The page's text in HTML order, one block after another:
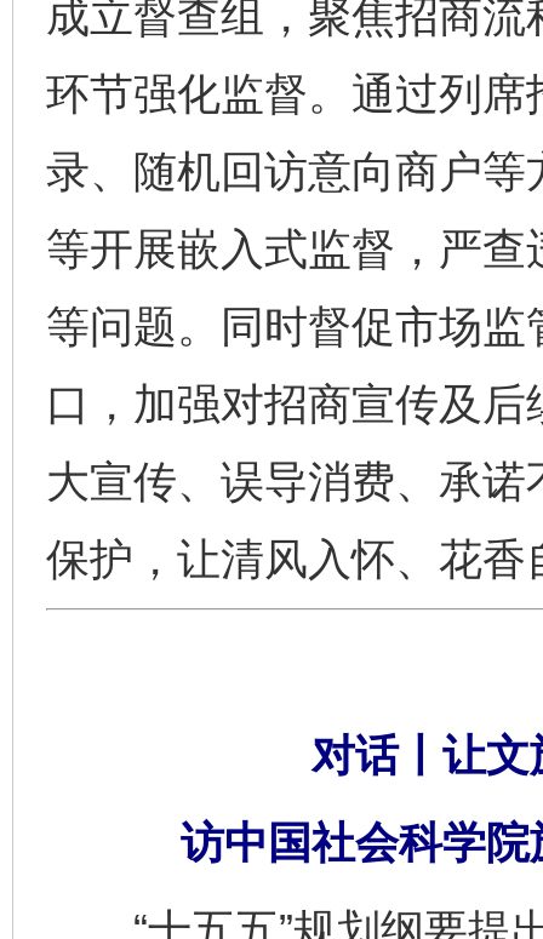
成立督查组，聚焦招商
环节强化监督。通过列
录、随机回访意向商户
等开展嵌入式监督，严
等问题。同时督促市场
口，加强对招商宣传及
大宣传、误导消费、承
保护，让清风入怀、花香
对话丨让文
访中国社会科学